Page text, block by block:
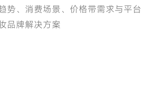
势、消费场景、价格带需求与平台
品牌解决方案